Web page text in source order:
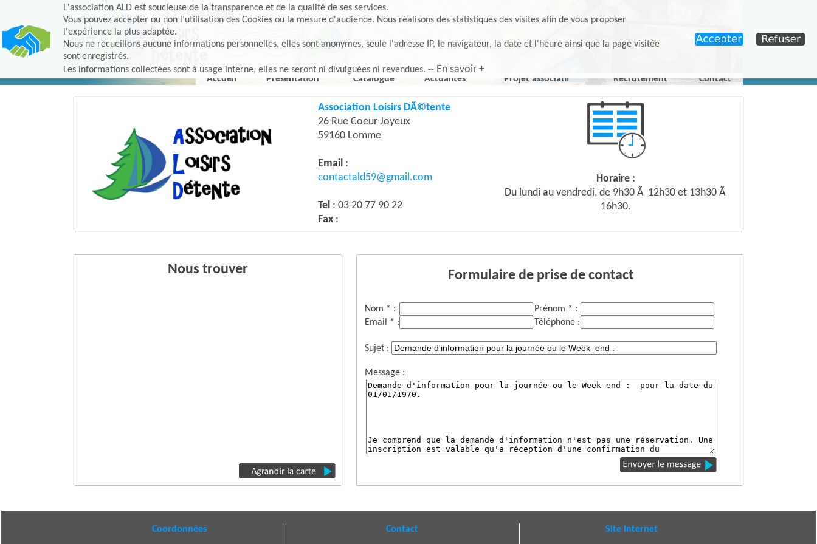
L'association ALD est soucieuse de la transparence et de la qualité de ses services.
Vous pouvez accepter ou non l’utilisation des Cookies ou la mesure d'audience. Nous réalisons des statistiques des visites afin de vous proposer
l'expérience la plus adaptée.
Nous ne recueillons aucune informations personnelles, elles sont anonymes, seule l'adresse IP, le navigateur, la date et l'heure ainsi que la page visitée
sont enregistrés.
Les informations collectées sont à usage interne, elles ne seront ni divulguées ni revendues. -- En savoir +
Accueil Présentation Catalogue Actualités Projet associatif Recrutement Contact
Association Loisirs DÃ©tente
26 Rue Coeur Joyeux
59160 Lomme
Email :
contactald59@gmail.com
Tel : 03 20 77 90 22
Fax :
Horaire :
Du lundi au vendredi, de 9h30 Ã 12h30 et 13h30 Ã
16h30.
Nous trouver Formulaire de prise de contact
Nom * :
Prénom * :
Email * :
Téléphone :
Sujet :
Message :
Coordonnées Contact Site Internet